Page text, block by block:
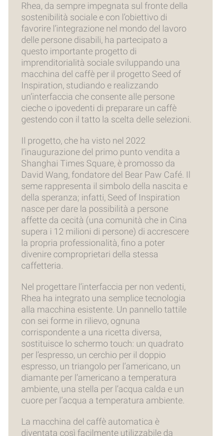
Rhea, da sempre impegnata sul fronte della
sostenibilità sociale e con l’obiettivo di
favorire l’integrazione nel mondo del lavoro
delle persone disabili, ha partecipato a
questo importante progetto di
imprenditorialità sociale sviluppando una
macchina del caffè per il progetto Seed of
Inspiration, studiando e realizzando
un’interfaccia che consente alle persone
cieche o ipovedenti di preparare un caffè
gestendo con il tatto la scelta delle selezioni.
Il progetto, che ha visto nel 2022
l’inaugurazione del primo punto vendita a
Shanghai Times Square, è promosso da
David Wang, fondatore del Bear Paw Café. Il
seme rappresenta il simbolo della nascita e
della speranza; infatti, Seed of Inspiration
nasce per dare la possibilità a persone
affette da cecità (una comunità che in Cina
supera i 12 milioni di persone) di accrescere
la propria professionalità, fino a poter
divenire comproprietari della stessa
caffetteria.
Nel progettare l’interfaccia per non vedenti,
Rhea ha integrato una semplice tecnologia
alla macchina esistente. Un pannello tattile
con sei forme in rilievo, ognuna
corrispondente a una ricetta diversa,
sostituisce lo schermo touch: un quadrato
per l’espresso, un cerchio per il doppio
espresso, un triangolo per l’americano, un
diamante per l’americano a temperatura
ambiente, una stella per l’acqua calda e un
cuore per l’acqua a temperatura ambiente.
La macchina del caffè automatica è
diventata così facilmente utilizzabile da